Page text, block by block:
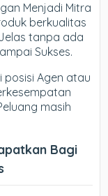
Menjadi Mitra
berkualitas
tanpa ada
Sukses.
posisi Agen atau
masih
Bagi